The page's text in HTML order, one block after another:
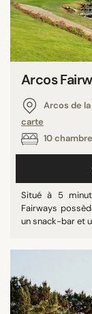
Arcos
Arcos de
carte
10
Situé à 5
Fairways
un snack-bar et